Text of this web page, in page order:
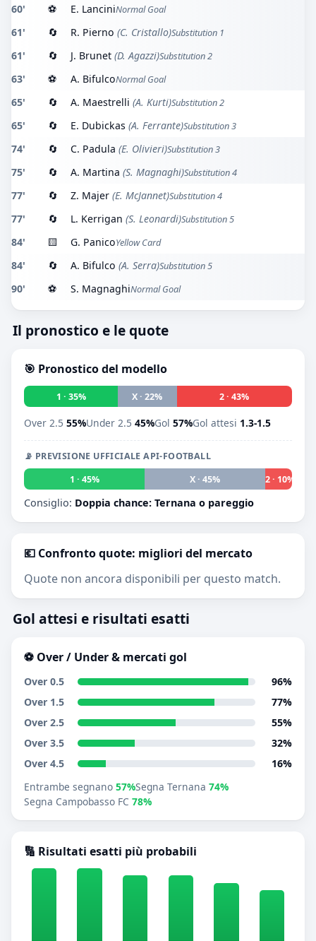
60' ⚽ E. LanciniNormal Goal
61' 🔄 R. Pierno (C. Cristallo)Substitution 1
61' 🔄 J. Brunet (D. Agazzi)Substitution 2
63' ⚽ A. BifulcoNormal Goal
65' 🔄 A. Maestrelli (A. Kurti)Substitution 2
65' 🔄 E. Dubickas (A. Ferrante)Substitution 3
74' 🔄 C. Padula (E. Olivieri)Substitution 3
75' 🔄 A. Martina (S. Magnaghi)Substitution 4
77' 🔄 Z. Majer (E. McJannet)Substitution 4
77' 🔄 L. Kerrigan (S. Leonardi)Substitution 5
84' 🟨 G. PanicoYellow Card
84' 🔄 A. Bifulco (A. Serra)Substitution 5
90' ⚽ S. MagnaghiNormal Goal
Il pronostico e le quote
🎯 Pronostico del modello
1 · 35% X · 22% 2 · 43%
Over 2.5 55%Under 2.5 45%Gol 57%Gol attesi 1.3-1.5
📡 PREVISIONE UFFICIALE API-FOOTBALL
1 · 45%
X · 45% 2 · 10%
Consiglio: Doppia chance: Ternana o pareggio
💶 Confronto quote: migliori del mercato
Quote non ancora disponibili per questo match.
Gol attesi e risultati esatti
⚽ Over / Under & mercati gol
Over 0.5
96%
Over 1.5
77%
Over 2.5
55%
Over 3.5
32%
Over 4.5
16%
Entrambe segnano 57%Segna Ternana 74%
Segna Campobasso FC 78%
🔢 Risultati esatti più probabili